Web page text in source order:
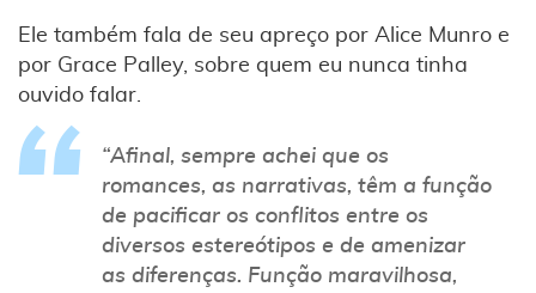
Ele também fala de seu apreço por Alice Munro e
por Grace Palley, sobre quem eu nunca tinha
ouvido falar.
“Afinal, sempre achei que os
romances, as narrativas, têm a função
de pacificar os conflitos entre os
diversos estereótipos e de amenizar
as diferenças. Função maravilhosa,